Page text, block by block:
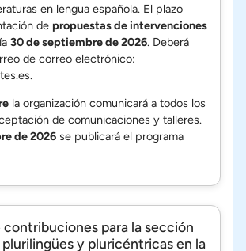
en lengua española. El plazo
de propuestas de intervenciones
30 de septiembre de 2026. Deberá
de correo electrónico:
.
la organización comunicará a todos los
de comunicaciones y talleres.
de 2026 se publicará el programa
contribuciones para la sección
plurilingües y pluricéntricas en la